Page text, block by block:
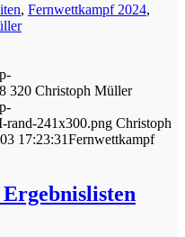
, Fernwettkampf 2024,
320 Christoph Müller
241x300.png Christoph
17:23:31Fernwettkampf